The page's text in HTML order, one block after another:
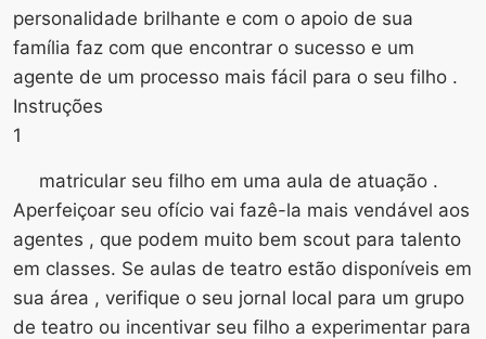
personalidade brilhante e com o apoio de sua
família faz com que encontrar o sucesso e um
agente de um processo mais fácil para o seu filho .
Instruções
1
matricular seu filho em uma aula de atuação .
Aperfeiçoar seu ofício vai fazê-la mais vendável aos
agentes , que podem muito bem scout para talento
em classes. Se aulas de teatro estão disponíveis em
sua área , verifique o seu jornal local para um grupo
de teatro ou incentivar seu filho a experimentar para